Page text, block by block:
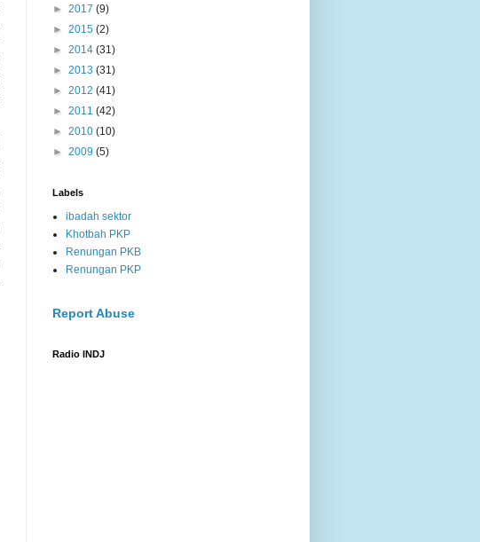
► 2017 (9)
► 2015 (2)
► 2014 (31)
► 2013 (31)
► 2012 (41)
► 2011 (42)
► 2010 (10)
► 2009 (5)
Labels
ibadah sektor
Khotbah PKP
Renungan PKB
Renungan PKP
Report Abuse
Radio INDJ